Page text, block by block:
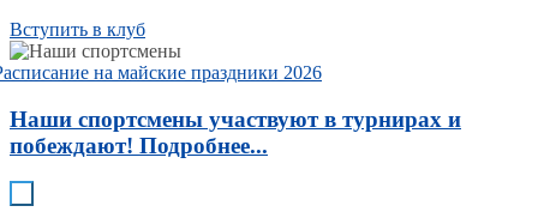
Вступить в клуб
на майские праздники 2026
Наши спортсмены участвуют в турнирах и
побеждают! Подробнее...